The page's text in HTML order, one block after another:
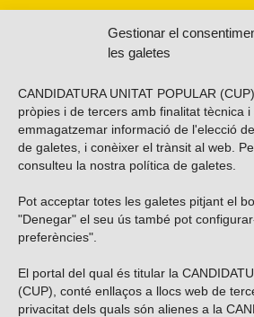
Gestionar el
les galetes
CANDIDATURA UNITAT POPULAR
pròpies i de tercers amb finalitat tècnica
emmagatzemar informació de l'elecció
de galetes, i conèixer el trànsit al web.
consulteu la nostra política de galetes
Pot acceptar totes les galetes pitjant el
"Denegar" el seu ús també pot
preferències".
El portal del qual és titular la
(CUP), conté enllaços a llocs web de
privacitat dels quals són alienes a la
Vols subscriure’t al
ENVIAR